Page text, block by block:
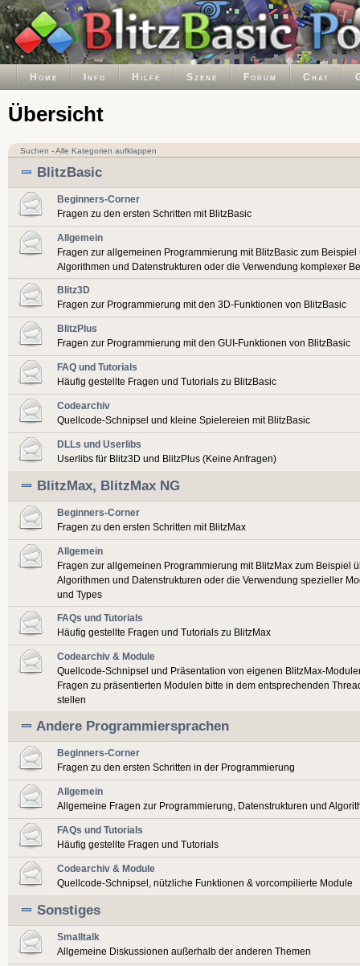
Home Info Hilfe Szene Forum Chat
Übersicht
Suchen -Alle Kategorien aufklappen
BlitzBasic
Beginners-Corner
Fragen zu den ersten Schritten mit BlitzBasic
Allgemein
Fragen zur allgemeinen Programmierung mit BlitzBasic zum Beispiel
Algorithmen und Datenstrukturen oder die Verwendung komplexer
Blitz3D
Fragen zur Programmierung mit den 3D-Funktionen von BlitzBasic
BlitzPlus
Fragen zur Programmierung mit den GUI-Funktionen von BlitzBasic
FAQ und Tutorials
Häufig gestellte Fragen und Tutorials zu BlitzBasic
Codearchiv
Quellcode-Schnipsel und kleine Spielereien mit BlitzBasic
DLLs und Userlibs
Userlibs für Blitz3D und BlitzPlus (Keine Anfragen)
BlitzMax, BlitzMax NG
Beginners-Corner
Fragen zu den ersten Schritten mit BlitzMax
Allgemein
Fragen zur allgemeinen Programmierung mit BlitzMax zum Beispiel
Algorithmen und Datenstrukturen oder die Verwendung spezieller
und Types
FAQs und Tutorials
Häufig gestellte Fragen und Tutorials zu BlitzMax
Codearchiv & Module
Quellcode-Schnipsel und Präsentation von eigenen BlitzMax-
Fragen zu präsentierten Modulen bitte in dem entsprechenden
stellen
Andere Programmiersprachen
Beginners-Corner
Fragen zu den ersten Schritten in der Programmierung
Allgemein
Allgemeine Fragen zur Programmierung, Datenstrukturen und
FAQs und Tutorials
Häufig gestellte Fragen und Tutorials
Codearchiv & Module
Quellcode-Schnipsel, nützliche Funktionen & vorcompilierte Module
Sonstiges
Smalltalk
Allgemeine Diskussionen außerhalb der anderen Themen